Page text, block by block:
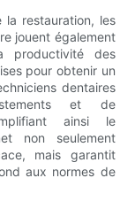
restauration, les
jouent également
productivité des
pour obtenir un
dentaires
et de
ainsi le
non seulement
mais garantit
aux normes de